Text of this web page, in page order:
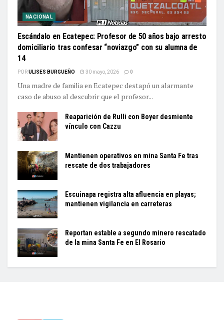
NACIONAL
Escándalo en Ecatepec: Profesor de 50 años bajo arresto
domiciliario tras confesar “noviazgo” con su alumna de
14
PORULISES BURGUEÑO 30 mayo, 2026 0
Una madre de familia en Ecatepec destapó un alarmante
caso de abuso al descubrir que el profesor...
Reaparición de Rulli con Boyer desmiente
vínculo con Cazzu
Mantienen operativos en mina Santa Fe tras
rescate de dos trabajadores
Escuinapa registra alta afluencia en playas;
mantienen vigilancia en carreteras
Reportan estable a segundo minero rescatado
de la mina Santa Fe en El Rosario